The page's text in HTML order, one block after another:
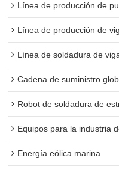
Línea de producción de
Línea de producción de
Línea de soldadura de
Cadena de suministro
Robot de soldadura de
Equipos para la industria
Energía eólica marina